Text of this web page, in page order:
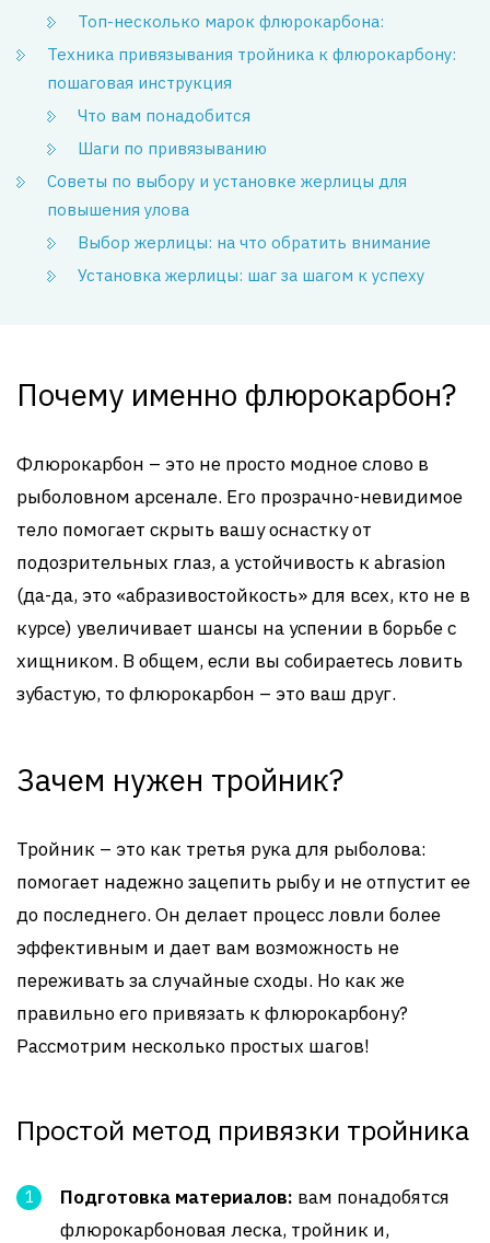
Топ-несколько марок флюрокарбона:
Техника привязывания тройника к флюрокарбону:
пошаговая инструкция
Что вам понадобится
Шаги по привязыванию
Советы по выбору и установке жерлицы для
повышения улова
Выбор жерлицы: на что обратить внимание
Установка жерлицы: шаг за шагом к успеху
Почему именно флюрокарбон?
Флюрокарбон – это не просто модное слово в
рыболовном арсенале. Его прозрачно-невидимое
тело помогает скрыть вашу оснастку от
подозрительных глаз, а устойчивость к abrasion
(да-да, это «абразивостойкость» для всех, кто не в
курсе) увеличивает шансы на успении в борьбе с
хищником. В общем, если вы собираетесь ловить
зубастую, то флюрокарбон – это ваш друг.
Зачем нужен тройник?
Тройник – это как третья рука для рыболова:
помогает надежно зацепить рыбу и не отпустит ее
до последнего. Он делает процесс ловли более
эффективным и дает вам возможность не
переживать за случайные сходы. Но как же
правильно его привязать к флюрокарбону?
Рассмотрим несколько простых шагов!
Простой метод привязки тройника
Подготовка материалов: вам понадобятся
флюрокарбоновая леска, тройник и,